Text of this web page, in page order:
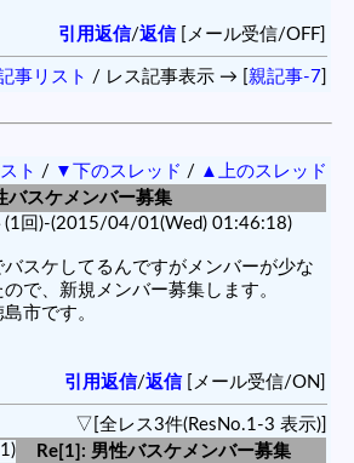
引用返信/返信[メール受信/OFF]
事リスト / レス記事表示 → [ 親記事-7
ト / ▼下のスレッド / ▲上のスレッド
バスケメンバー募集
(1回)-(2015/04/01(Wed) 01:46:18)
スケしてるんですがメンバーが少な
ので、新規メンバー募集します。
市です。
引用返信/返信[メール受信/ON]
▽[全レス3件(ResNo.1-3 表示)]
Re[1]: 男性バスケメンバー募集